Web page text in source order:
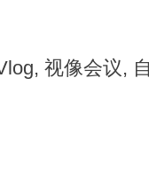
视像会议,